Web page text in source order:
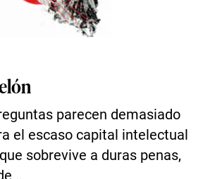
parecen demasiado
el escaso capital intelectual
sobrevive a duras penas,